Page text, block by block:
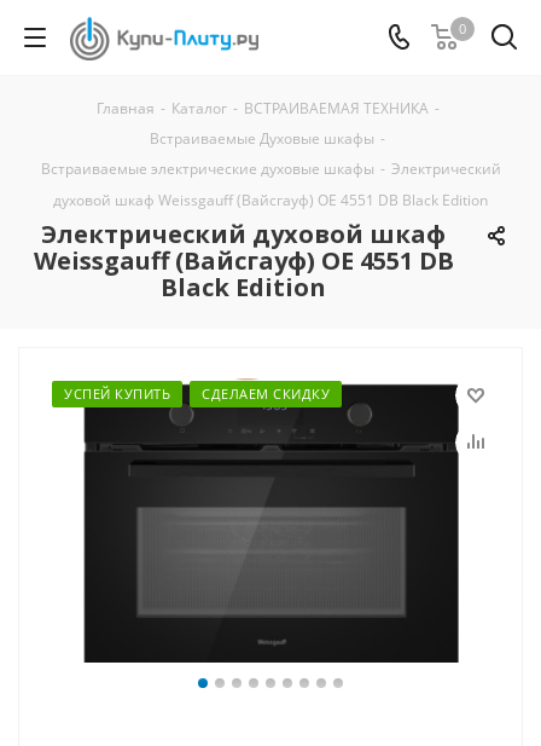
0
Главная - Каталог - ВСТРАИВАЕМАЯ ТЕХНИКА -
Встраиваемые Духовые шкафы -
Встраиваемые электрические духовые шкафы - Электрический
духовой шкаф Weissgauff (Вайсгауф) OE 4551 DB Black Edition
Электрический духовой шкаф
Weissgauff (Вайсгауф) OE 4551 DB
Black Edition
УСПЕЙ КУПИТЬ СДЕЛАЕМ СКИДКУ